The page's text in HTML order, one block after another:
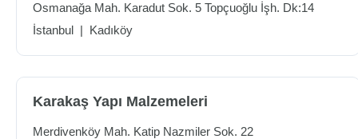
Osmanağa Mah. Karadut Sok. 5 Topçuoğlu İşh. Dk:14
İstanbul | Kadıköy
Karakaş Yapı Malzemeleri
Merdivenköy Mah. Katip Nazmiler Sok. 22